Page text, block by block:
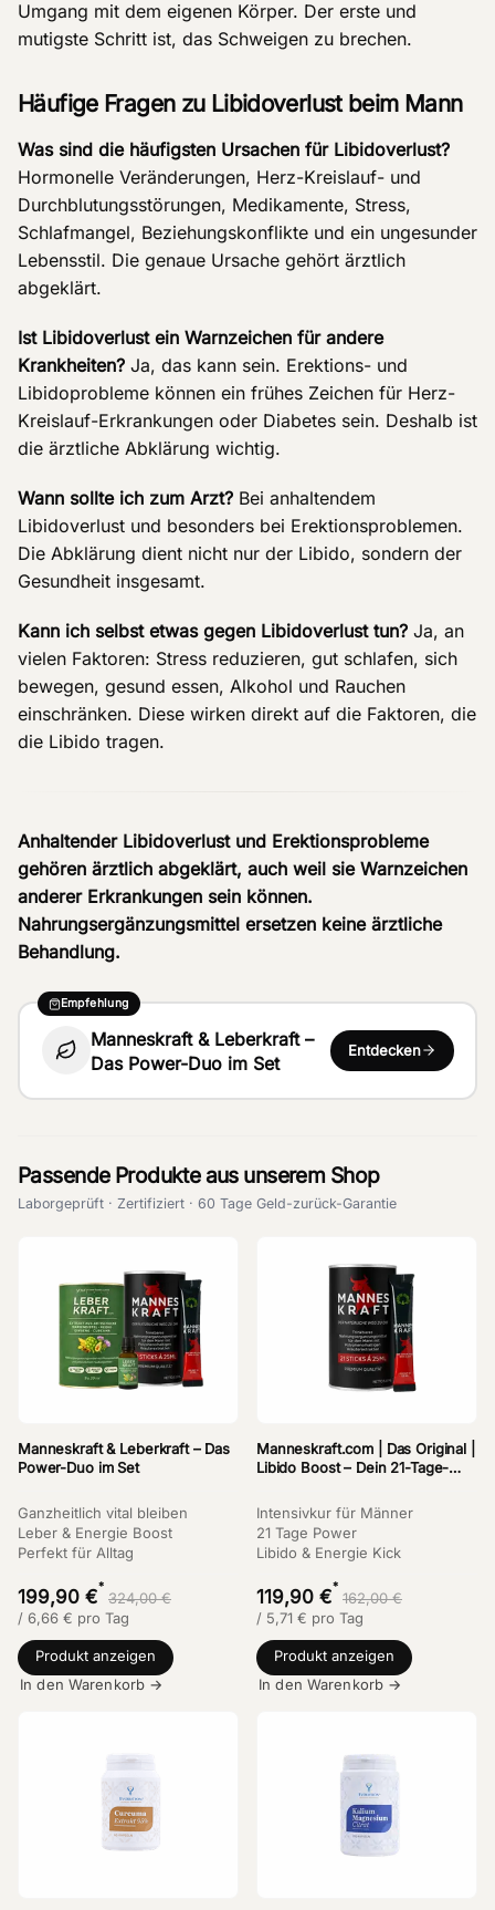
Umgang mit dem eigenen Körper. Der erste und
mutigste Schritt ist, das Schweigen zu brechen.
Häufige Fragen zu Libidoverlust beim Mann
Was sind die häufigsten Ursachen für Libidoverlust?
Hormonelle Veränderungen, Herz-Kreislauf- und
Durchblutungsstörungen, Medikamente, Stress,
Schlafmangel, Beziehungskonflikte und ein ungesunder
Lebensstil. Die genaue Ursache gehört ärztlich
abgeklärt.
Ist Libidoverlust ein Warnzeichen für andere
Krankheiten? Ja, das kann sein. Erektions- und
Libidoprobleme können ein frühes Zeichen für Herz-
Kreislauf-Erkrankungen oder Diabetes sein. Deshalb ist
die ärztliche Abklärung wichtig.
Wann sollte ich zum Arzt? Bei anhaltendem
Libidoverlust und besonders bei Erektionsproblemen.
Die Abklärung dient nicht nur der Libido, sondern der
Gesundheit insgesamt.
Kann ich selbst etwas gegen Libidoverlust tun? Ja, an
vielen Faktoren: Stress reduzieren, gut schlafen, sich
bewegen, gesund essen, Alkohol und Rauchen
einschränken. Diese wirken direkt auf die Faktoren, die
die Libido tragen.
Anhaltender Libidoverlust und Erektionsprobleme
gehören ärztlich abgeklärt, auch weil sie Warnzeichen
anderer Erkrankungen sein können.
Nahrungsergänzungsmittel ersetzen keine ärztliche
Behandlung.
Empfehlung
Manneskraft & Leberkraft –
Das Power-Duo im Set
Entdecken
Passende Produkte aus unserem Shop
Laborgeprüft · Zertifiziert · 60 Tage Geld-zurück-Garantie
Manneskraft & Leberkraft – Das
Power-Duo im Set
Ganzheitlich vital bleiben
Leber & Energie Boost
Perfekt für Alltag
199,90 €*
324,00 €
/ 6,66 € pro Tag
Produkt anzeigen
In den Warenkorb →
Manneskraft.com | Das Original |
Libido Boost – Dein 21-Tage-
Intensivkur für Männer
21 Tage Power
Libido & Energie Kick
119,90 €*
162,00 €
/ 5,71 € pro Tag
Produkt anzeigen
In den Warenkorb →